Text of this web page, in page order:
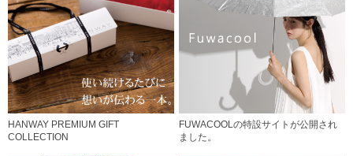
HANWAY PREMIUM GIFT
COLLECTION
FUWACOOLの特設サイトが公開され
ました。